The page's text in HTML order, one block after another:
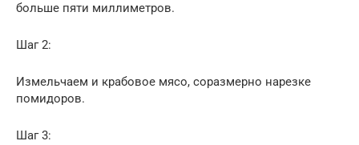
больше пяти миллиметров.
Шаг 2:
Измельчаем и крабовое мясо, соразмерно нарезке
помидоров.
Шаг 3: